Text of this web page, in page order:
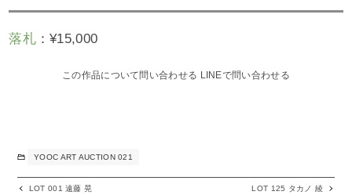
落札：¥15,000
この作品について問い合わせる LINEで問い合わせる
YOOC ART AUCTION 021
LOT 001 遠藤 晃 LOT 125 タカノ 綾